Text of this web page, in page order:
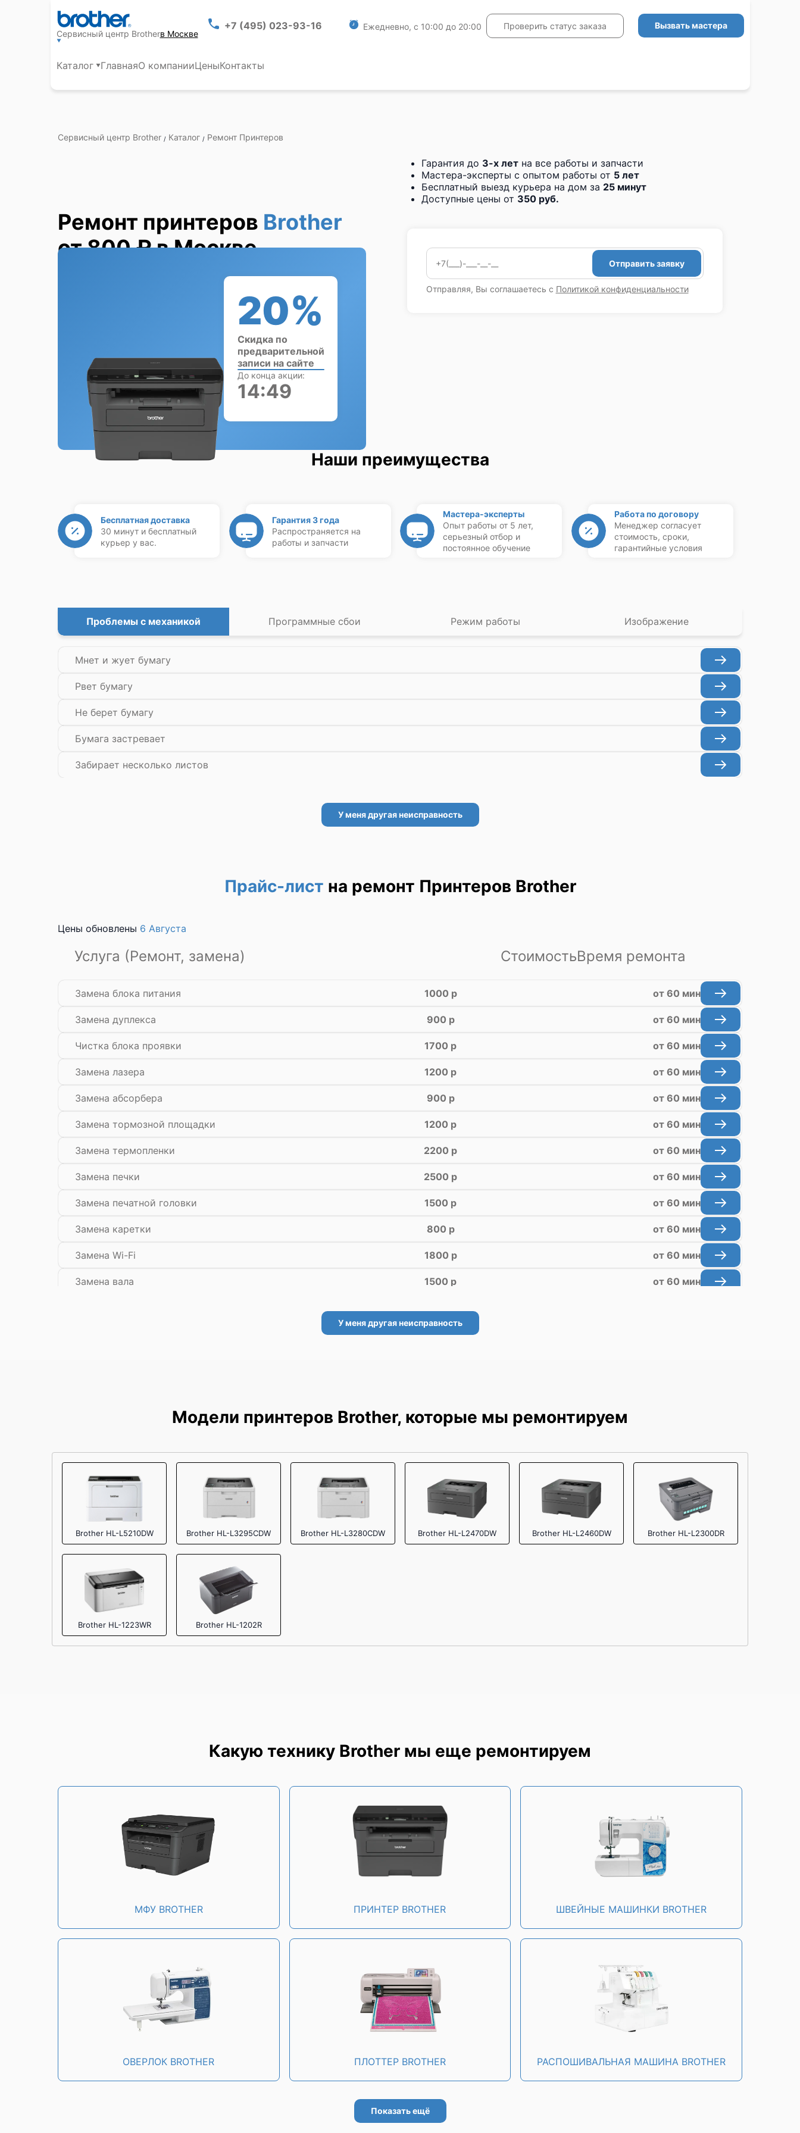
Сервисный центр Brotherв Москве
+7 (495) 023-93-16 Ежедневно, с 10:00 до 20:00 Проверить статус заказа Вызвать мастера
Каталог ГлавнаяО компанииЦеныКонтакты
Сервисный центр Brother / Каталог / Ремонт Принтеров
Ремонт принтеров Brother
от 800 ₽ в Москве
Гарантия до 3-х летна все работы и запчасти
Мастера-эксперты с опытом работы от 5 лет
Бесплатный выезд курьера на дом за 25 минут
Доступные цены от 350 руб.
Отправить заявку
Отправляя, Вы соглашаетесь с Политикой конфиденциальности
20%
Скидка по
предварительной
записи на сайте
До конца акции:
14:48
Наши преимущества
Бесплатная доставка
30 минут и бесплатный
курьер у вас.
Гарантия 3 года
Распространяется на
работы и запчасти
Мастера-эксперты
Опыт работы от 5 лет,
серьезный отбор и
постоянное обучение
Работа по договору
Менеджер согласует
стоимость, сроки,
гарантийные условия
Проблемы с механикой Программные сбои Режим работы Изображение
Мнет и жует бумагу
Рвет бумагу
Не берет бумагу
Бумага застревает
Забирает несколько листов
У меня другая неисправность
Прайс-лист на ремонт Принтеров Brother
Цены обновлены 6 Августа
Услуга (Ремонт, замена) СтоимостьВремя ремонта
Замена блока питания 1000 р от 60 мин
Замена дуплекса 900 р от 60 мин
Чистка блока проявки 1700 р от 60 мин
Замена лазера 1200 р от 60 мин
Замена абсорбера 900 р от 60 мин
Замена тормозной площадки 1200 р от 60 мин
Замена термопленки 2200 р от 60 мин
Замена печки 2500 р от 60 мин
Замена печатной головки 1500 р от 60 мин
Замена каретки 800 р от 60 мин
Замена Wi-Fi 1800 р от 60 мин
Замена вала 1500 р от 60 мин
У меня другая неисправность
Модели принтеров Brother, которые мы ремонтируем
Brother HL-L5210DW Brother HL-L3295CDW Brother HL-L3280CDW Brother HL-L2470DW Brother HL-L2460DW Brother HL-L2300DR
Brother HL-1223WR Brother HL-1202R
Какую технику Brother мы еще ремонтируем
МФУ BROTHER ПРИНТЕР BROTHER ШВЕЙНЫЕ МАШИНКИ BROTHER
ОВЕРЛОК BROTHER ПЛОТТЕР BROTHER РАСПОШИВАЛЬНАЯ МАШИНА BROTHER
Показать ещё